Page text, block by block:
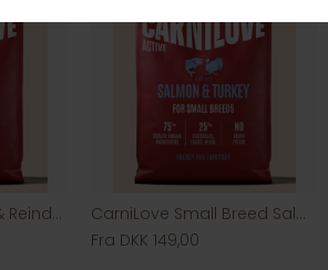
CarniLove Venison & Reindeer & Wild Boar
CarniLove Small Breed Salmon & Turkey
Fra DKK 149,00